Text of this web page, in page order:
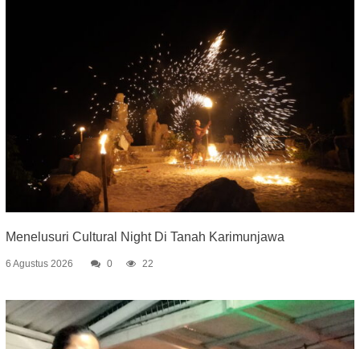
Menelusuri Cultural Night Di Tanah Karimunjawa
6 Agustus 2026 0 22